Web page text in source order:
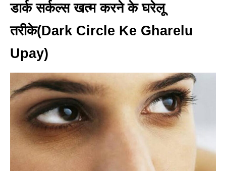
डार्क सर्कल्स खत्म करने के घरेलू
तरीके(Dark Circle Ke Gharelu
Upay)